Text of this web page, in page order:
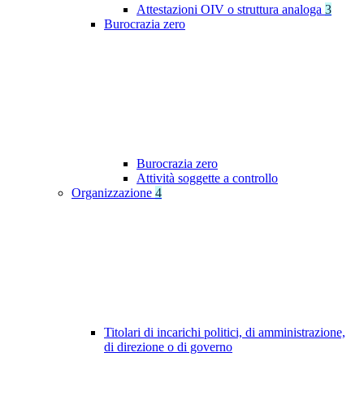
Attestazioni OIV o struttura analoga 3
Burocrazia zero
Burocrazia zero
Attività soggette a controllo
Organizzazione 4
Titolari di incarichi politici, di amministrazione,
di direzione o di governo